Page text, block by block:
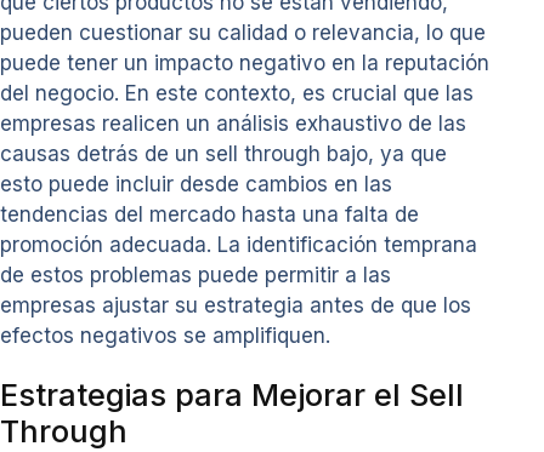
pueden cuestionar su calidad o relevancia, lo que
puede tener un impacto negativo en la reputación
del negocio. En este contexto, es crucial que las
empresas realicen un análisis exhaustivo de las
causas detrás de un sell through bajo, ya que
esto puede incluir desde cambios en las
tendencias del mercado hasta una falta de
promoción adecuada. La identificación temprana
de estos problemas puede permitir a las
empresas ajustar su estrategia antes de que los
efectos negativos se amplifiquen.
Estrategias para Mejorar el Sell
Through